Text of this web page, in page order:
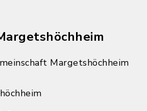
Margetshöchheim